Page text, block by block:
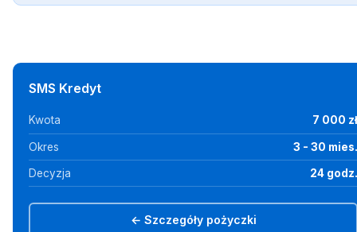
SMS Kredyt
Kwota 7 000 zł
Okres 3 - 30 mies.
Decyzja 24 godz.
← Szczegóły pożyczki